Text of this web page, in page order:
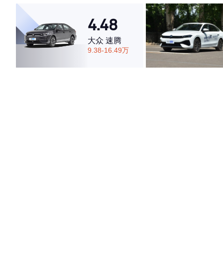
4.48
大众 速腾
9.38-16.49万